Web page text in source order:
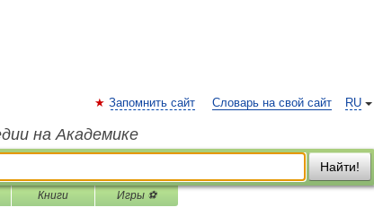
RU
Запомнить сайт Словарь на свой сайт
на Академике
Найти!
Книги Игры ⚽